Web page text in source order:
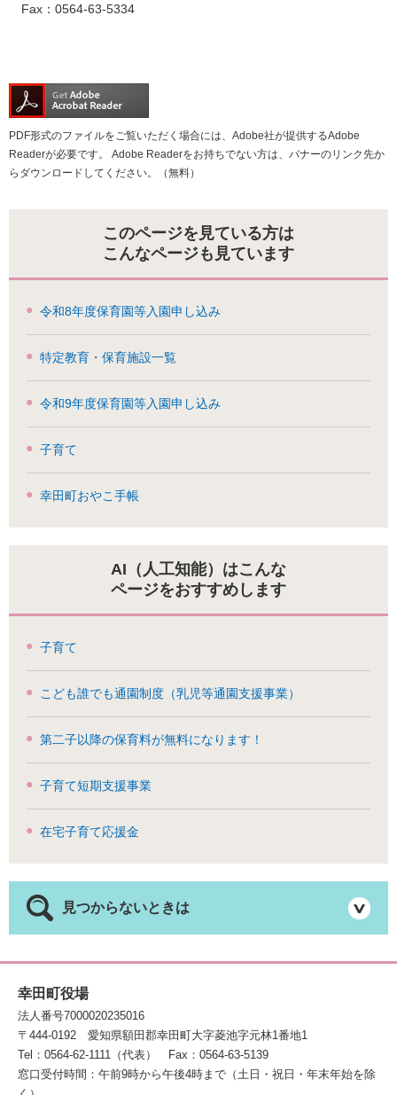
Fax：0564-63-5334
PDF形式のファイルをご覧いただく場合には、Adobe社が提供するAdobe
Readerが必要です。
Adobe Readerをお持ちでない方は、バナーのリンク先か
らダウンロードしてください。（無料）
このページを見ている方は
こんなページも見ています
令和8年度保育園等入園申し込み
特定教育・保育施設一覧
令和9年度保育園等入園申し込み
子育て
幸田町おやこ手帳
AI（人工知能）はこんな
ページをおすすめします
子育て
こども誰でも通園制度（乳児等通園支援事業）
第二子以降の保育料が無料になります！
子育て短期支援事業
在宅子育て応援金
見つからないときは
幸田町役場
法人番号7000020235016
〒444-0192
愛知県額田郡幸田町大字菱池字元林1番地1
Tel：0564-62-1111（代表）
Fax：0564-63-5139
窓口受付時間：午前9時から午後4時まで（土日・祝日・年末年始を除